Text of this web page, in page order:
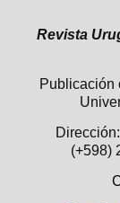
Revista
Publicación
(+598)